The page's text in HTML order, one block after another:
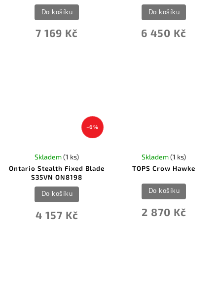
7 169 Kč
Do košíku
6 450 Kč
Do košíku
–6 %
Ontario Stealth Fixed Blade
S35VN ON8198
Skladem(1 ks)
4 157 Kč
Do košíku
TOPS Crow Hawke
Skladem(1 ks)
2 870 Kč
Do košíku